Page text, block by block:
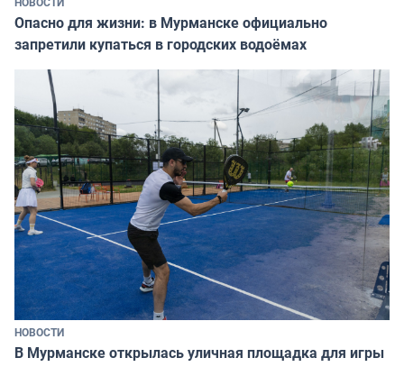
Опасно для жизни: в Мурманске официально
запретили купаться в городских водоёмах
НОВОСТИ
В Мурманске открылась уличная площадка для игры